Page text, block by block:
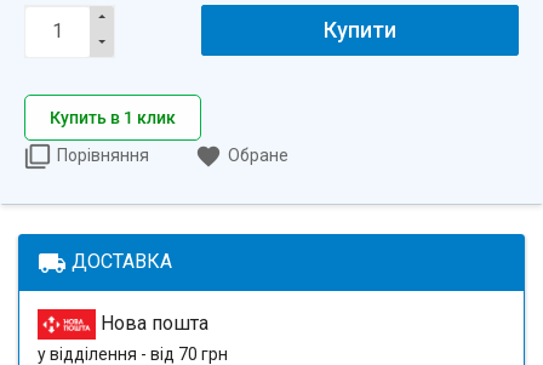
Купити
Купить в 1 клик
Порівняння
Обране
local_shipping ДОСТАВКА
Нова пошта
у відділення - від 70 грн